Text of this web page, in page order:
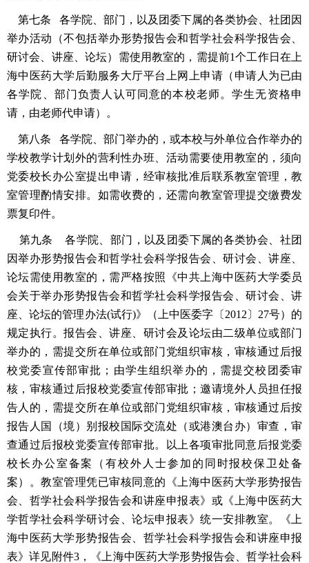
第七条 各学院、部门，以及团委下属的各类协会、社团因
举办活动（不包括举办形势报告会和哲学社会科学报告会、
研讨会、讲座、论坛）需使用教室的，需提前1个工作日在上
海中医药大学后勤服务大厅平台上网上申请（申请人为已由
各学院、部门负责人认可同意的本校老师。学生无资格申
请，由老师代申请）。
第八条 各学院、部门举办的，或本校与外单位合作举办的
学校教学计划外的营利性办班、活动需要使用教室的，须向
党委校长办公室提出申请，经审核批准后联系教室管理，教
室管理酌情安排。如需收费的，还需向教室管理提交缴费发
票复印件。
第九条 各学院、部门，以及团委下属的各类协会、社团
因举办形势报告会和哲学社会科学报告会、研讨会、讲座、
论坛需使用教室的，需严格按照《中共上海中医药大学委员
会关于举办形势报告会和哲学社会科学报告会、研讨会、讲
座、论坛的管理办法(试行)》（上中医委字〔2012〕27号）的
规定执行。报告会、讲座、研讨会及论坛由二级单位或部门
举办的，需提交所在单位或部门党组织审核，审核通过后报
校党委宣传部审批；由学生组织举办的，需提交校团委审
核，审核通过后报校党委宣传部审批；邀请境外人员担任报
告人的，需提交所在单位或部门党组织审核，审核通过后按
报告人国（境）别报校国际交流处（或港澳台办）审查，审
查通过后报校党委宣传部审批。以上各项审批同意后报党委
校长办公室备案（有校外人士参加的同时报校保卫处备
案）。教室管理凭已审核同意的《上海中医药大学形势报告
会、哲学社会科学报告会和讲座申报表》或《上海中医药大
学哲学社会科学研讨会、论坛申报表》统一安排教室。《上
海中医药大学形势报告会、哲学社会科学报告会和讲座申报
表》详见附件3，《上海中医药大学形势报告会、哲学社会科